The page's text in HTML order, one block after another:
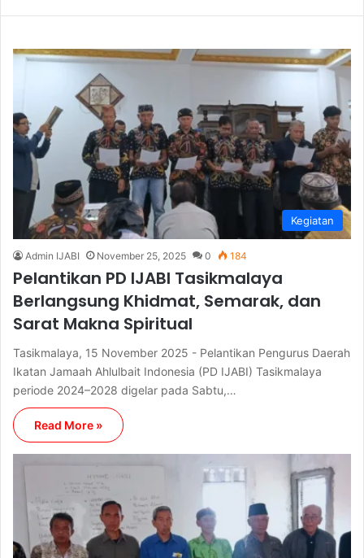
Kegiatan
Admin IJABI November 25, 2025 0 184
Pelantikan PD IJABI Tasikmalaya
Berlangsung Khidmat, Semarak, dan
Sarat Makna Spiritual
Tasikmalaya, 15 November 2025 - Pelantikan Pengurus Daerah
Ikatan Jamaah Ahlulbait Indonesia (PD IJABI) Tasikmalaya
periode 2024–2028 digelar pada Sabtu,…
Read More »